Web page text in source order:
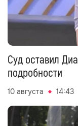
Суд оставил
подробности
10 августа 14:43